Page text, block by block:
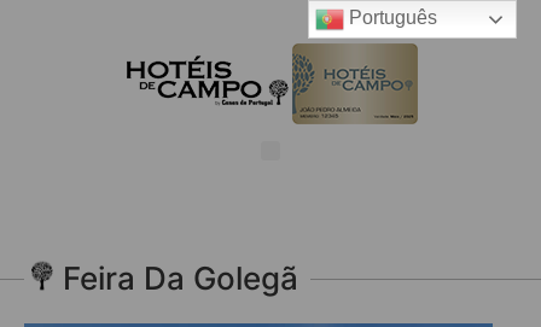
Feira Da Golegã
Português